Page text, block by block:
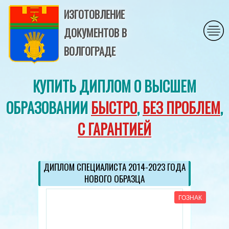
ИЗГОТОВЛЕНИЕ
ДОКУМЕНТОВ В
ВОЛГОГРАДЕ
КУПИТЬ ДИПЛОМ О ВЫСШЕМ
ОБРАЗОВАНИИБЫСТРО,БЕЗ ПРОБЛЕМ,
С ГАРАНТИЕЙ
ДИПЛОМ СПЕЦИАЛИСТА 2014-2023 ГОДА
НОВОГО ОБРАЗЦА
ГОЗНАК